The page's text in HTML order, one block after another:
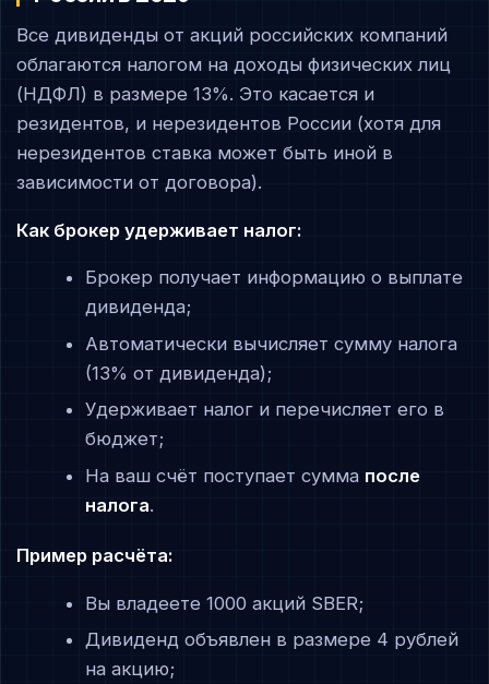
Все дивиденды от акций российских компаний
облагаются налогом на доходы физических лиц
(НДФЛ) в размере 13%. Это касается и
резидентов, и нерезидентов России (хотя для
нерезидентов ставка может быть иной в
зависимости от договора).
Как брокер удерживает налог:
Брокер получает информацию о выплате
дивиденда;
Автоматически вычисляет сумму налога
(13% от дивиденда);
Удерживает налог и перечисляет его в
бюджет;
На ваш счёт поступает сумма после
налога.
Пример расчёта:
Вы владеете 1000 акций SBER;
Дивиденд объявлен в размере 4 рублей
на акцию;